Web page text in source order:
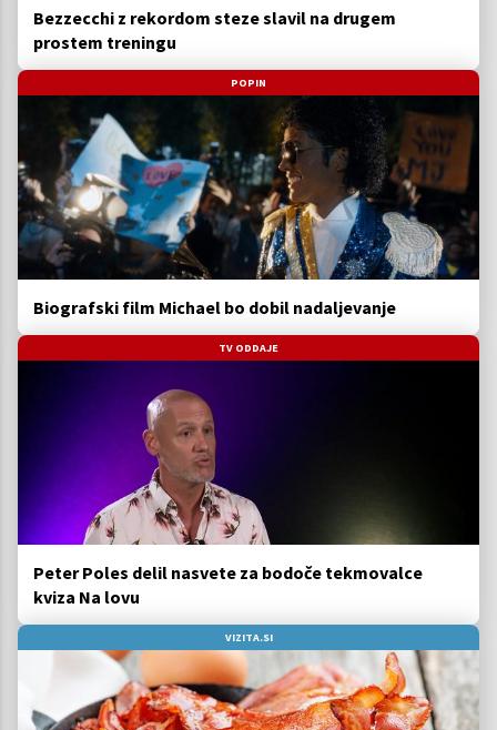
Bezzecchi z rekordom steze slavil na drugem
prostem treningu
POPIN
Biografski film Michael bo dobil nadaljevanje
TV ODDAJE
Peter Poles delil nasvete za bodoče tekmovalce
kviza Na lovu
VIZITA.SI